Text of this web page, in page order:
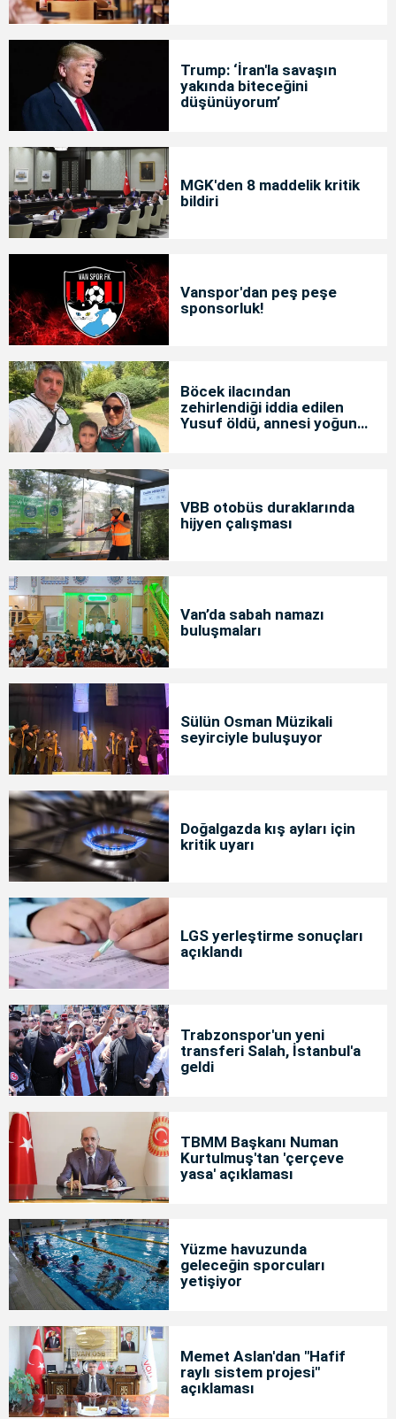
Trump: ‘İran'la savaşın
yakında biteceğini
düşünüyorum’
MGK'den 8 maddelik kritik
bildiri
Vanspor'dan peş peşe
sponsorluk!
Böcek ilacından
zehirlendiği iddia edilen
Yusuf öldü, annesi yoğun
VBB otobüs duraklarında
hijyen çalışması
Van’da sabah namazı
buluşmaları
Sülün Osman Müzikali
seyirciyle buluşuyor
Doğalgazda kış ayları için
kritik uyarı
LGS yerleştirme sonuçları
açıklandı
Trabzonspor'un yeni
transferi Salah, İstanbul'a
geldi
TBMM Başkanı Numan
Kurtulmuş'tan 'çerçeve
yasa' açıklaması
Yüzme havuzunda
geleceğin sporcuları
yetişiyor
Memet Aslan'dan "Hafif
raylı sistem projesi"
açıklaması